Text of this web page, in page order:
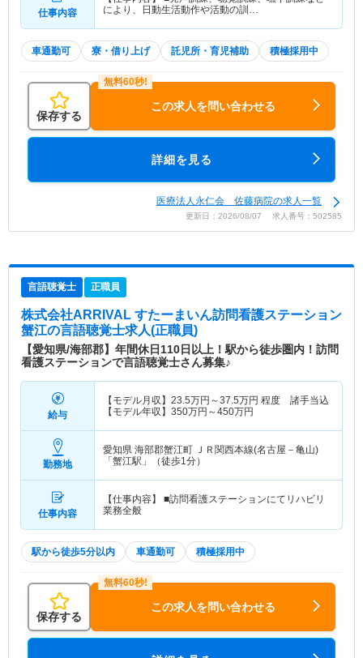
仕事内容
により、日動生活動作や活動の訓…
車通勤可 寮・借り上げ 託児所・育児補助 積極採用中
保存する
この求人を問い合わせる
詳細を見る
医療法人永仁会 佐藤病院の求人一覧
更新日：2026/08/07 求人番号：502585
言語聴覚士 正職員
株式会社ARRIVAL すたーまいん訪問看護ステーション
蟹江の言語聴覚士求人(正職員)
【愛知県/海部郡】年間休日110日以上！駅から徒歩圏内！訪問
看護ステーションで言語聴覚士さん募集♪
給与
【モデル月収】 23.5万円～37.5万円 程度 諸手当込
【モデル年収】 350万円～450万円
勤務地
愛知県 海部郡蟹江町 ＪＲ関西本線(名古屋－亀山)
「蟹江駅」（徒歩1分）
仕事内容
【仕事内容】 ■訪問看護ステーションにてリハビリ
業務全般
駅から徒歩5分以内 車通勤可 積極採用中
保存する
この求人を問い合わせる